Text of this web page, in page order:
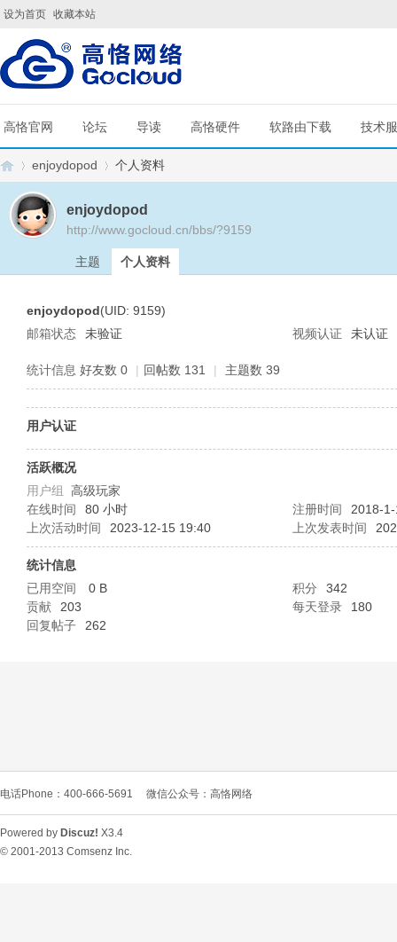
设为首页 收藏本站
高恪官网 论坛 导读 高恪硬件 软路由下载 技术
L
enjoydopod 个人资料
enjoydopod
http://www.gocloud.cn/bbs/?9159
主题 个人资料
enjoydopod(UID: 9159)
邮箱状态
未验证 视频认证 未认证
统计信息 好友数 0 | 回帖数 131 | 主题数 39
用户认证
活跃概况
用户组 高级玩家
在线时间
80 小时 注册时间
2018-
上次活动时间
2023-12-15 19:40 上次发表时间
统计信息
已用空间
0 B 积分
342
贡献
203 每天登录
180
回复帖子
262
电话Phone：400-666-5691 微信公众号：高恪网络
Powered by Discuz! X3.4
© 2001-2013 Comsenz Inc.